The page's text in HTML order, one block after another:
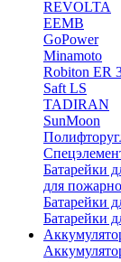
REVOLTA
EEMB
GoPower
Minamoto
Robiton ER
Saft LS
TADIRAN
SunMoon
Батарейки
для
Батарейки
Батарейки